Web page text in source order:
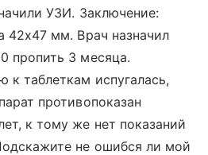
УЗИ. Заключение:
42х47 мм. Врач назначил
пропить 3 месяца.
к таблеткам испугалась,
противопоказан
к тому же нет показаний
не ошибся ли мой